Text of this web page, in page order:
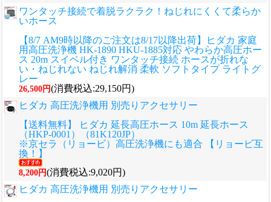
ワンタッチ接続で着脱ラクラク！ねじれにくくて柔らか
いホース
【8/7 AM9時以降のご注文は8/17以降出荷】ヒダカ 家庭
用高圧洗浄機 HK-1890 HKU-1885対応 やわらか高圧ホー
ス 20m スイベル付き ワンタッチ接続 ホースが折れな
い・ねじれない ねじれ解消 柔軟 ソフトタイプ ライトグ
レー
26,500円(消費税込:29,150円)
ヒダカ 高圧洗浄機用 別売りアクセサリー
【送料無料】 ヒダカ 延長高圧ホース 10m 延長ホース
（HKP-0001）（81K120JP）
※京セラ（リョービ）高圧洗浄機にも適合 【リョービ互
換！】
8,200円(消費税込:9,020円)
ヒダカ 高圧洗浄機用 別売りアクセサリー